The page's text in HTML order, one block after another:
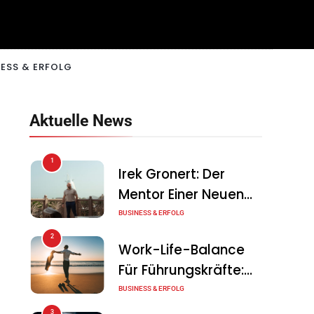
& ERFOLG
Aktuelle News
1
Irek Gronert: Der
Mentor Einer Neuen
Generation Von
BUSINESS & ERFOLG
2
Work-Life-Balance
Für Führungskräfte:
Illusion Oder Echte
BUSINESS & ERFOLG
3